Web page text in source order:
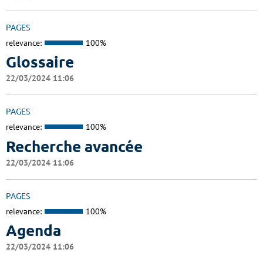
PAGES
relevance: 100%
Glossaire
22/03/2024 11:06
PAGES
relevance: 100%
Recherche avancée
22/03/2024 11:06
PAGES
relevance: 100%
Agenda
22/03/2024 11:06